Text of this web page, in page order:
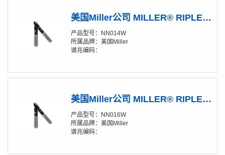
美国Miller公司 MILLER® RIPLEY® NN014W系列无刻痕剥线钳
产品型号：NN014W
所属品牌：美国Miller
谱兆编码：
美国Miller公司 MILLER® RIPLEY® NN016W系列无刻痕剥线钳
产品型号：NN016W
所属品牌：美国Miller
谱兆编码：